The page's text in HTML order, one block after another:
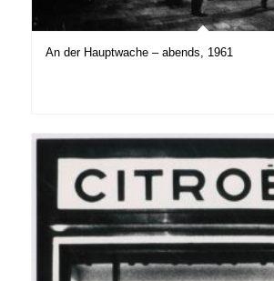
An der Hauptwache – abends, 1961